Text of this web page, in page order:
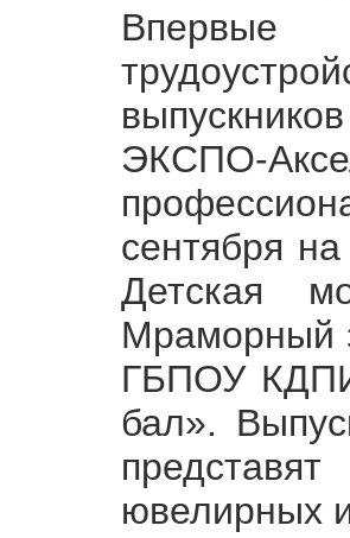
ЭКСПО-
сентября
Детская
Мраморный
ГБПОУ
бал».
ювелирных